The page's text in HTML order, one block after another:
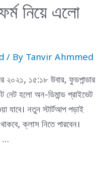
নিয়ে এলো
/ By Tanvir Ahmmed
১৫:১৮ উবার, ফুডপান্ডার
নেট হলো অন-ডিমান্ড প্রাইভেট
যাবে। নতুন স্টার্টআপ পড়াই
ক্লাস নিতে পারবেন।
…